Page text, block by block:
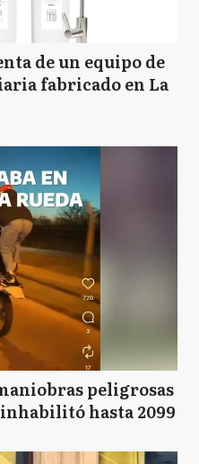
de un equipo de
fabricado en La
peligrosas
hasta 2099